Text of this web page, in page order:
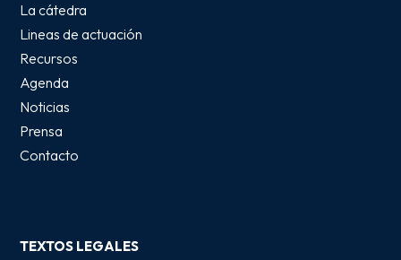
La cátedra
Lineas de actuación
Recursos
Agenda
Noticias
Prensa
Contacto
TEXTOS LEGALES